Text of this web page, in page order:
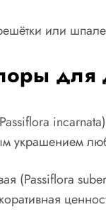
или
для
украшением
(Passiflora